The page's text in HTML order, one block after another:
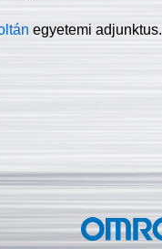
egyetemi adjunktus.